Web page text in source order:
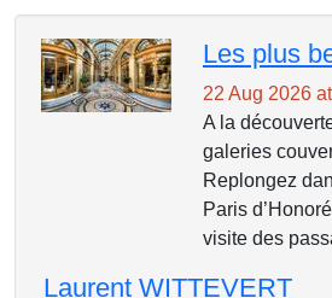
22 Aug 2026
A la
galeries
Replongez
Paris
visite des
Laurent WITTEVERT